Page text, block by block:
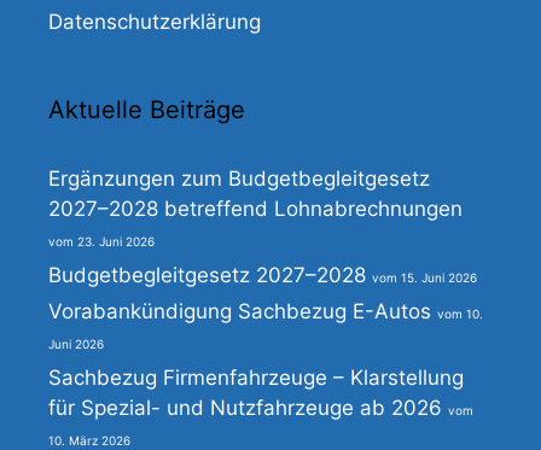
Datenschutzerklärung
Aktuelle Beiträge
Ergänzungen zum Budgetbegleitgesetz
2027–2028 betreffend Lohnabrechnungen
23. Juni 2026
Budgetbegleitgesetz 2027–2028 15. Juni 2026
Vorabankündigung Sachbezug E-Autos 10.
Juni 2026
Sachbezug Firmenfahrzeuge – Klarstellung
für Spezial- und Nutzfahrzeuge ab 2026
10. März 2026